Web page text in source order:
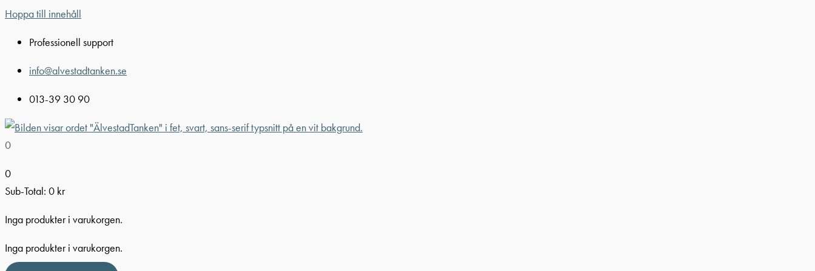
Hoppa till innehåll
Professionell support
info@alvestadtanken.se
013-39 30 90
0
0
Sub-Total: 0 kr
Inga produkter i varukorgen.
Inga produkter i varukorgen.